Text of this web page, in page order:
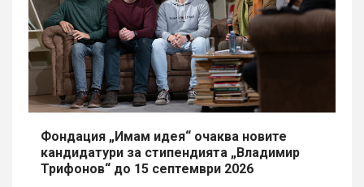
Фондация „Имам идея“ очаква новите
кандидатури за стипендията „Владимир
Трифонов“ до 15 септември 2026